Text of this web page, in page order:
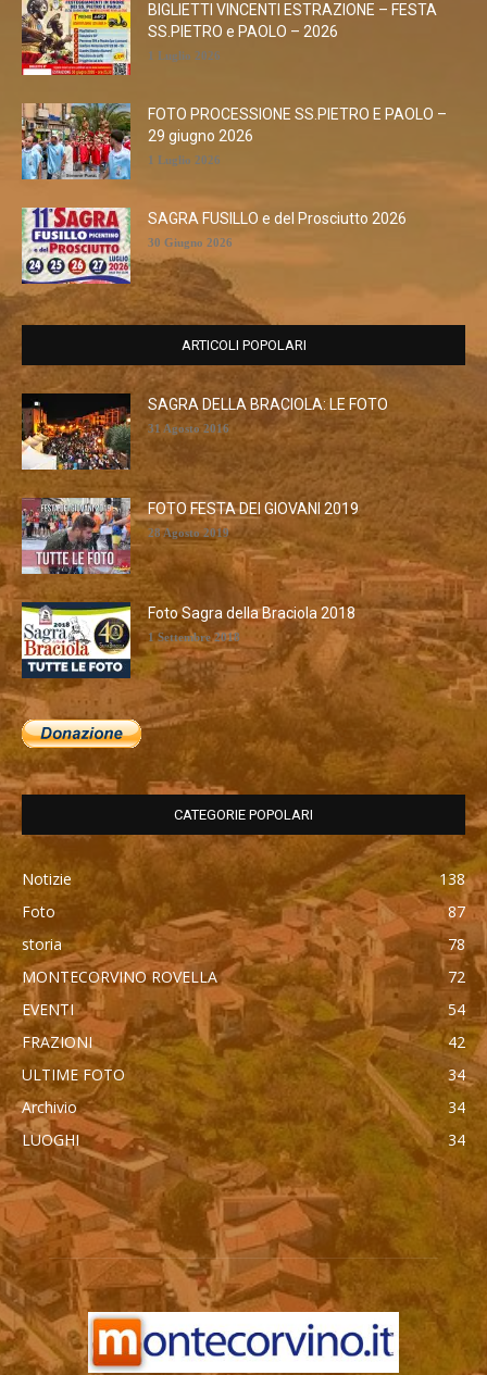
BIGLIETTI VINCENTI ESTRAZIONE – FESTA
SS.PIETRO e PAOLO – 2026
1 Luglio 2026
FOTO PROCESSIONE SS.PIETRO E PAOLO –
29 giugno 2026
1 Luglio 2026
SAGRA FUSILLO e del Prosciutto 2026
30 Giugno 2026
ARTICOLI POPOLARI
SAGRA DELLA BRACIOLA: LE FOTO
31 Agosto 2016
FOTO FESTA DEI GIOVANI 2019
28 Agosto 2019
Foto Sagra della Braciola 2018
1 Settembre 2018
CATEGORIE POPOLARI
Notizie
138
Foto
87
storia
78
MONTECORVINO ROVELLA
72
EVENTI
54
FRAZIONI
42
ULTIME FOTO
34
Archivio
34
LUOGHI
34
автоновости
Mercedes Maybach GLS 600
Cadillac Escalade IQ 2026
Toyota Corolla Cross
Android Auto